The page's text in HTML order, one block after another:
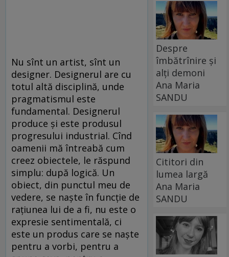
Nu sînt un artist, sînt un
designer. Designerul are cu
totul altă disciplină, unde
pragmatismul este
fundamental. Designerul
produce şi este produsul
progresului industrial. Cînd
oamenii mă întreabă cum
creez obiectele, le răspund
simplu: după logică. Un
obiect, din punctul meu de
vedere, se naşte în funcţie de
raţiunea lui de a fi, nu este o
expresie sentimentală, ci
este un produs care se naşte
pentru a vorbi, pentru a
Despre
îmbătrînire și
alți demoni
Ana Maria
SANDU
Cititori din
lumea largă
Ana Maria
SANDU